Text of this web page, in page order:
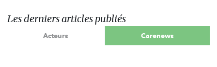
Les derniers articles publiés
Acteurs Carenews